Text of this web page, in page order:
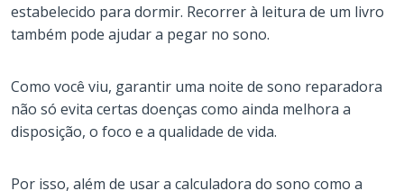
estabelecido para dormir. Recorrer à leitura de um livro
também pode ajudar a pegar no sono.
Como você viu, garantir uma noite de sono reparadora
não só evita certas doenças como ainda melhora a
disposição, o foco e a qualidade de vida.
Por isso, além de usar a calculadora do sono como a